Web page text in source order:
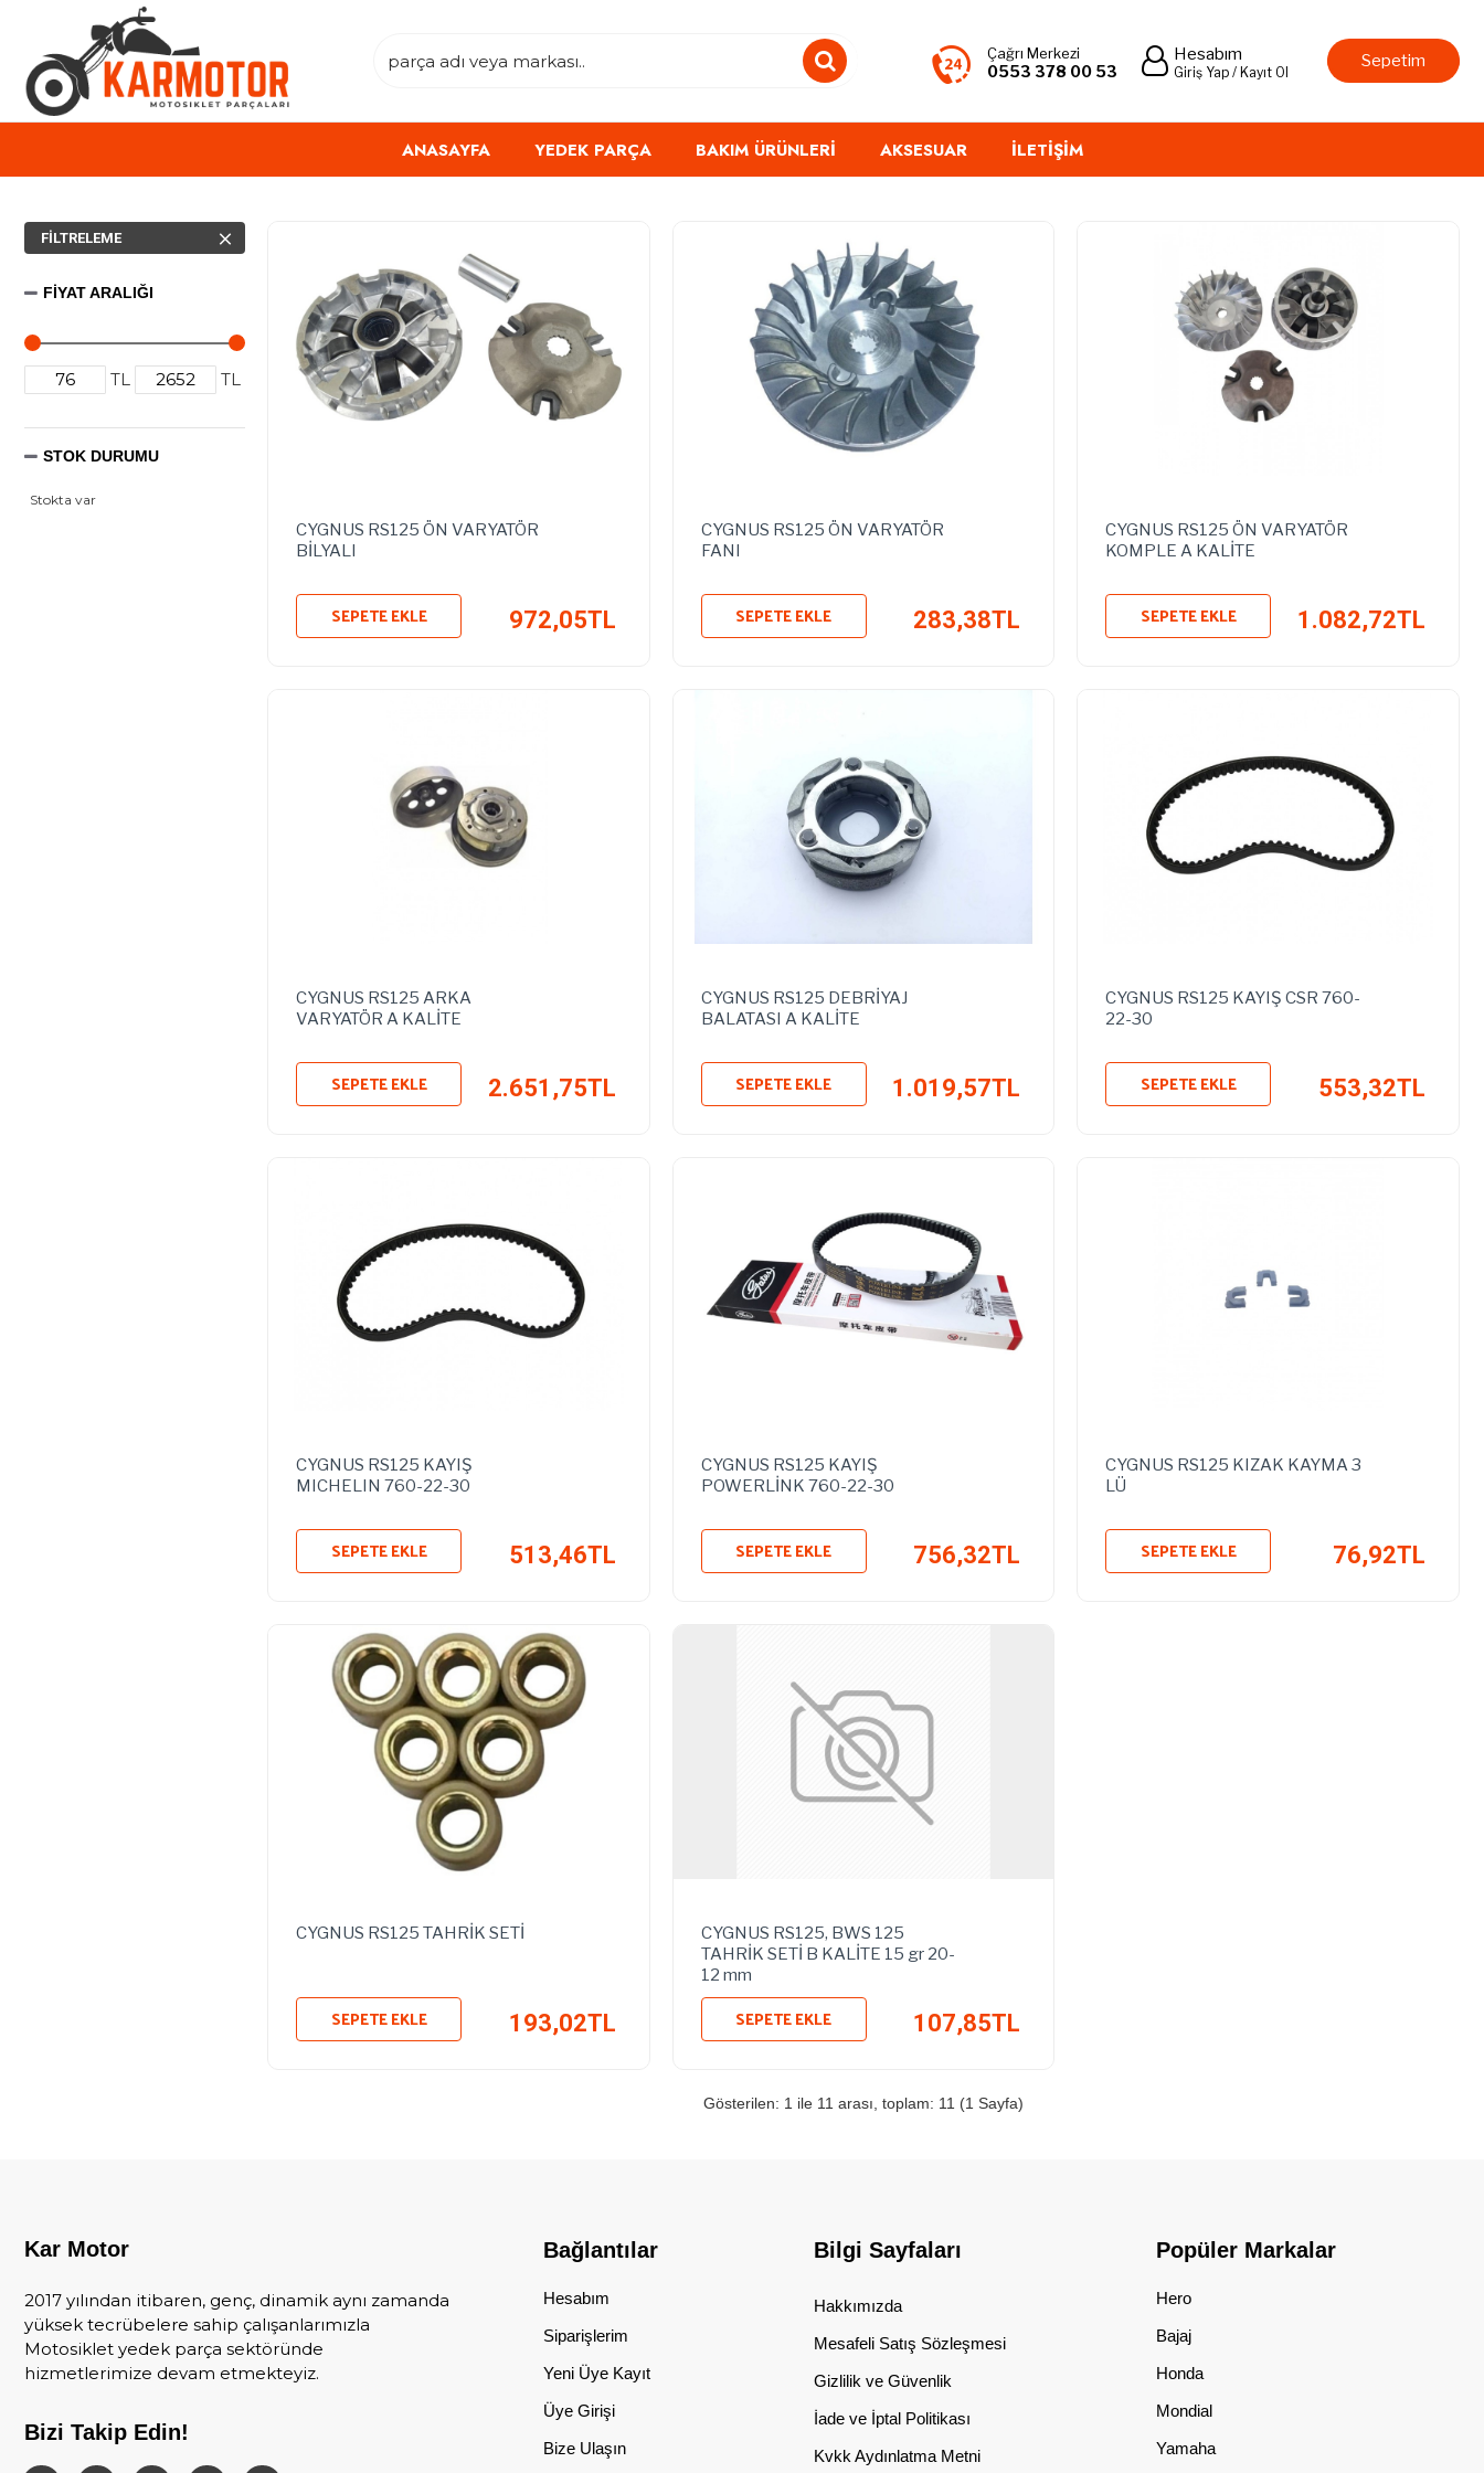
Çağrı Merkezi
0553 378 00 53
Hesabım
Giriş Yap / Kayıt Ol
Sepetim
ANASAYFA YEDEK PARÇA BAKIM ÜRÜNLERI AKSESUAR İLETIŞIM
FILTRELEME
FIYAT ARALIĞI
TL TL
STOK DURUMU
Stokta var
CYGNUS RS125 ÖN VARYATÖR
BİLYALI
972,05TL
SEPETE EKLE
CYGNUS RS125 ÖN VARYATÖR
FANI
283,38TL
SEPETE EKLE
CYGNUS RS125 ÖN VARYATÖR
KOMPLE A KALİTE
1.082,72TL
SEPETE EKLE
CYGNUS RS125 ARKA
VARYATÖR A KALİTE
2.651,75TL
SEPETE EKLE
CYGNUS RS125 DEBRİYAJ
BALATASI A KALİTE
1.019,57TL
SEPETE EKLE
CYGNUS RS125 KAYIŞ CSR 760-
22-30
553,32TL
SEPETE EKLE
CYGNUS RS125 KAYIŞ
MICHELIN 760-22-30
513,46TL
SEPETE EKLE
CYGNUS RS125 KAYIŞ
POWERLİNK 760-22-30
756,32TL
SEPETE EKLE
CYGNUS RS125 KIZAK KAYMA 3
LÜ
76,92TL
SEPETE EKLE
CYGNUS RS125 TAHRİK SETİ
193,02TL
SEPETE EKLE
CYGNUS RS125, BWS 125
TAHRİK SETİ B KALİTE 15 gr 20-
12 mm
107,85TL
SEPETE EKLE
Gösterilen: 1 ile 11 arası, toplam: 11 (1 Sayfa)
Kar Motor
2017 yılından itibaren, genç, dinamik aynı zamanda
yüksek tecrübelere sahip çalışanlarımızla
Motosiklet yedek parça sektöründe
hizmetlerimize devam etmekteyiz.
Bizi Takip Edin!
Bağlantılar
Hesabım
Siparişlerim
Yeni Üye Kayıt
Üye Girişi
Bize Ulaşın
Bilgi Sayfaları
Hakkımızda
Mesafeli Satış Sözleşmesi
Gizlilik ve Güvenlik
İade ve İptal Politikası
Kvkk Aydınlatma Metni
Popüler Markalar
Hero
Bajaj
Honda
Mondial
Yamaha